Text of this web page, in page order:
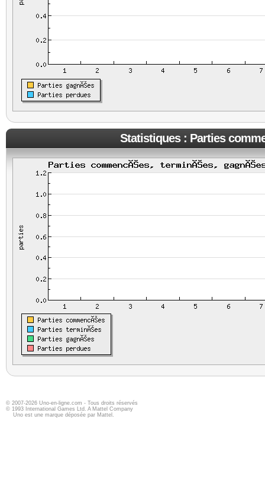
Statistiques : Parties
© 2007-2026 Uno-en-ligne.com - Tous droits réservés
© 1993 International Games Ltd. A Mattel Company
Uno est une marque déposée par Mattel.